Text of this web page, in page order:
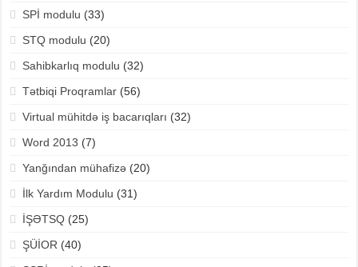
SPİ modulu (33)
STQ modulu (20)
Sahibkarlıq modulu (32)
Tətbiqi Proqramlar(56)
Virtual mühitdə iş bacarıqları (32)
Word 2013 (7)
Yanğından mühafizə(20)
İlk Yardım Modulu (31)
İŞƏTSQ(25)
ŞÜİOR (40)